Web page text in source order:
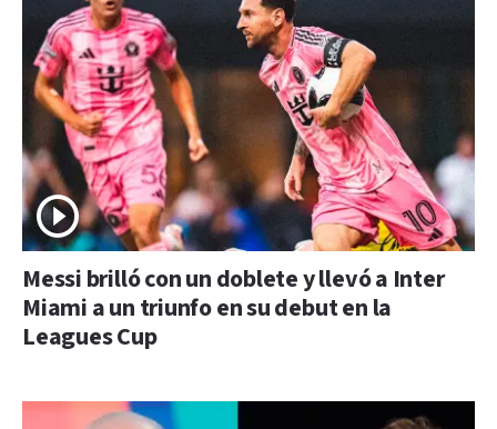
Messi brilló con un doblete y llevó a Inter
Miami a un triunfo en su debut en la
Leagues Cup